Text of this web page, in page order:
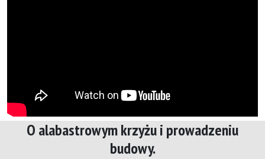
O alabastrowym krzyżu i prowadzeniu
budowy.